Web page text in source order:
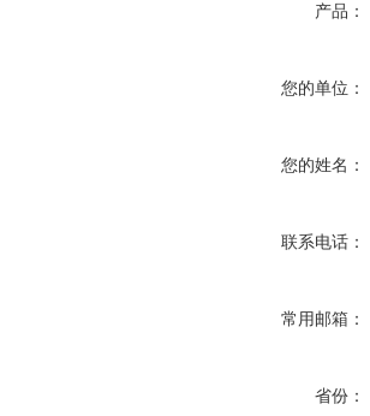
产品：
您的单位：
您的姓名：
联系电话：
常用邮箱：
省份：